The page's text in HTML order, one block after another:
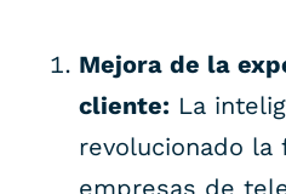
Mejora de la
cliente: La
revolucionado la
empresas de